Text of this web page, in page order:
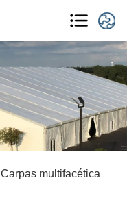
Carpas multifacética